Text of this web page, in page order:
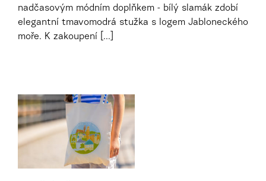
nadčasovým módním doplňkem - bílý slamák zdobí
elegantní tmavomodrá stužka s logem Jabloneckého
moře. K zakoupení [...]